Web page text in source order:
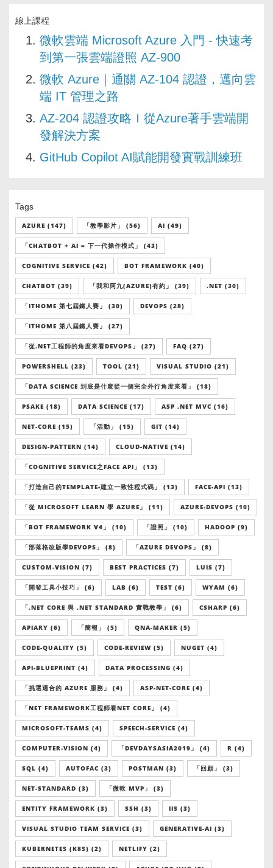
線上課程
微軟雲端 Microsoft Azure 入門 - 快速考
到第一張雲端證照 AZ-900
微軟 Azure｜通關 AZ-104 認證，邁向雲
端 IT 管理之路
AZ-204 認證攻略Ｉ從Azure著手雲端開
發解決方案
GitHub Copilot AI賦能開發實戰訓練班
Tags
AZURE (147) 「教學影片」 (56) AI (49)
「CHATBOT + AI = 下一代操作模式」 (43)
COGNITIVE SERVICE (42) BOT FRAMEWORK (40)
CHATBOT (39) 「我和阿九(AZURE)有約」 (39) .NET (30)
「ITHOME 第七屆鐵人賽」 (30) DEVOPS (28)
「ITHOME 第八屆鐵人賽」 (27)
「從.NET工程師的角度來看DEVOPS」 (27) FAQ (27)
POWERSHELL (23) TOOL (21) VISUAL STUDIO (21)
「DATA SCIENCE 到底是什麼從一個完全外行角度來看」 (18)
PSAKE (18) DATA SCIENCE (17) ASP .NET MVC (16)
NET-CORE (15) 「活動」 (15) GIT (14)
DESIGN-PATTERN (14) CLOUD-NATIVE (14)
「COGNITIVE SERVICE之FACE API」 (13)
「打造自己的TEMPLATE-建立一致性程式碼」 (13) FACE-API (13)
「從 MICROSOFT LEARN 學 AZURE」 (11) AZURE-DEVOPS (10)
「BOT FRAMEWORK V4」 (10) 「證照」 (10) HADOOP (9)
「部落格改版學DEVOPS」 (8) 「AZURE DEVOPS」 (8)
CUSTOM-VISION (7) BEST PRACTICES (7) LUIS (7)
「開發工具小技巧」 (6) LAB (6) TEST (6) WYAM (6)
「.NET CORE 與 .NET STANDARD 實戰教學」 (6) CSHARP (6)
APIARY (6) 「簡報」 (5) QNA-MAKER (5)
CODE-QUALITY (5) CODE-REVIEW (5) NUGET (4)
API-BLUEPRINT (4) DATA PROCESSING (4)
「挑選適合的 AZURE 服務」 (4) ASP-NET-CORE (4)
「NET FRAMEWORK工程師看NET CORE」 (4)
MICROSOFT-TEAMS (4) SPEECH-SERVICE (4)
COMPUTER-VISION (4) 「DEVDAYSASIA2019」 (4) R (4)
SQL (4) AUTOFAC (3) POSTMAN (3) 「回顧」 (3)
NET-STANDARD (3) 「微軟 MVP」 (3)
ENTITY FRAMEWORK (3) SSH (3) IIS (3)
VISUAL STUDIO TEAM SERVICE (3) GENERATIVE-AI (3)
KUBERNETES (K8S) (2) NETLIFY (2)